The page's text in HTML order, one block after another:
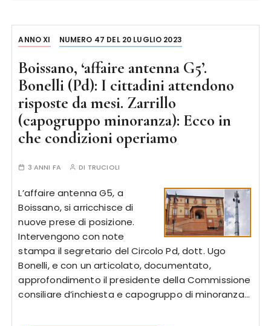
ANNO XI NUMERO 47 DEL 20 LUGLIO 2023
Boissano, ‘affaire antenna G5’.
Bonelli (Pd): I cittadini attendono
risposte da mesi. Zarrillo
(capogruppo minoranza): Ecco in
che condizioni operiamo
3 ANNI FA DI TRUCIOLI
L’affaire antenna G5, a
Boissano, si arricchisce di
nuove prese di posizione.
Intervengono con note
stampa il segretario del Circolo Pd, dott. Ugo
Bonelli, e con un articolato, documentato,
approfondimento il presidente della Commissione
consiliare d’inchiesta e capogruppo di minoranza…